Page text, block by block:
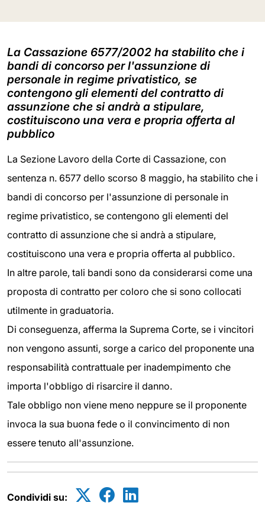
La Cassazione 6577/2002 ha stabilito che i
bandi di concorso per l'assunzione di
personale in regime privatistico, se
contengono gli elementi del contratto di
assunzione che si andrà a stipulare,
costituiscono una vera e propria offerta al
pubblico
La Sezione Lavoro della Corte di Cassazione, con
sentenza n. 6577 dello scorso 8 maggio, ha stabilito che i
bandi di concorso per l'assunzione di personale in
regime privatistico, se contengono gli elementi del
contratto di assunzione che si andrà a stipulare,
costituiscono una vera e propria offerta al pubblico.
In altre parole, tali bandi sono da considerarsi come una
proposta di contratto per coloro che si sono collocati
utilmente in graduatoria.
Di conseguenza, afferma la Suprema Corte, se i vincitori
non vengono assunti, sorge a carico del proponente una
responsabilità contrattuale per inadempimento che
importa l'obbligo di risarcire il danno.
Tale obbligo non viene meno neppure se il proponente
invoca la sua buona fede o il convincimento di non
essere tenuto all'assunzione.
Condividi su: